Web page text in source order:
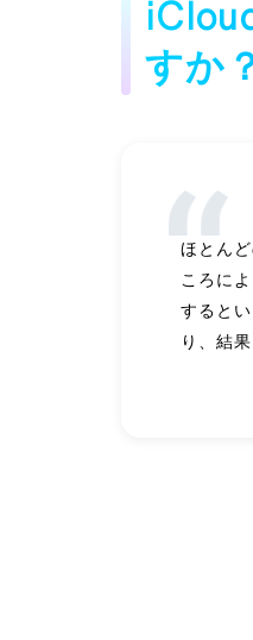
すか
ほとん
ころに
すると
り、結